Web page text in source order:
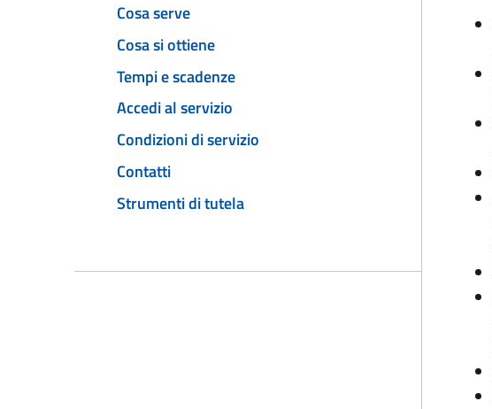
Cosa serve
Cosa si ottiene
Tempi e scadenze
Accedi al servizio
Condizioni di servizio
Contatti
Strumenti di tutela